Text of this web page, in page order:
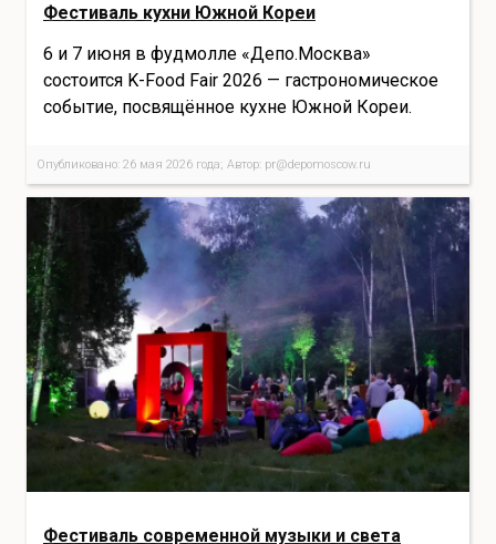
Фестиваль кухни Южной Кореи
6 и 7 июня в фудмолле «Депо.Москва»
состоится K-Food Fair 2026 — гастрономическое
событие, посвящённое кухне Южной Кореи.
Опубликовано: 26 мая 2026 года; Автор: pr@depomoscow.ru
Фестиваль современной музыки и света